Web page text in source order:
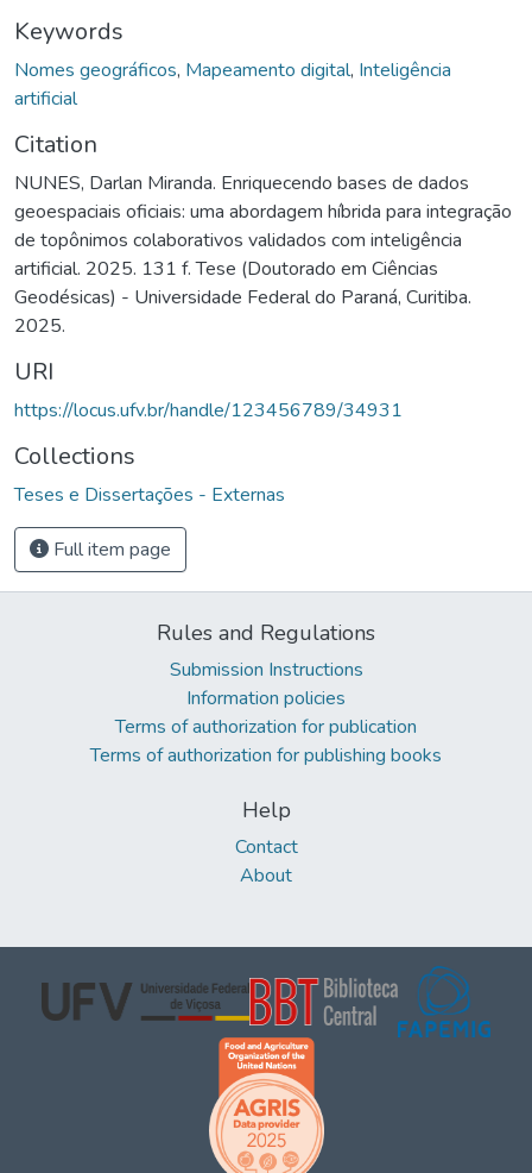
Keywords
Nomes geográficos, Mapeamento digital, Inteligência
artificial
Citation
NUNES, Darlan Miranda. Enriquecendo bases de dados
geoespaciais oficiais: uma abordagem híbrida para integração
de topônimos colaborativos validados com inteligência
artificial. 2025. 131 f. Tese (Doutorado em Ciências
Geodésicas) - Universidade Federal do Paraná, Curitiba.
2025.
URI
https://locus.ufv.br/handle/123456789/34931
Collections
Teses e Dissertações - Externas
Full item page
Rules and Regulations
Submission Instructions
Information policies
Terms of authorization for publication
Terms of authorization for publishing books
Help
Contact
About